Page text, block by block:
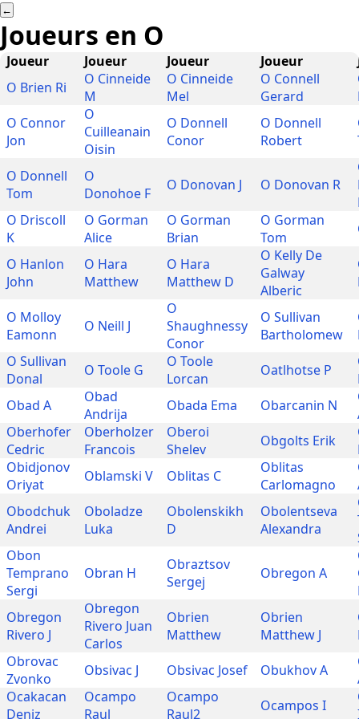
←
Joueurs en O
Joueur Joueur Joueur Joueur
O Brien Ri
O Cinneide
M
O Cinneide
Mel
O Connell
Gerard
O Connor
Jon
O
Cuilleanain
Oisin
O Donnell
Conor
O Donnell
Robert
O Donnell
Tom
O
Donohoe F
O Donovan J O Donovan R
O Driscoll
K
O Gorman
Alice
O Gorman
Brian
O Gorman
Tom
O Hanlon
John
O Hara
Matthew
O Hara
Matthew D
O Kelly De
Galway
Alberic
O Molloy
Eamonn
O Neill J
O
Shaughnessy
Conor
O Sullivan
Bartholomew
O Sullivan
Donal
O Toole G
O Toole
Lorcan
Oatlhotse P
Obad A
Obad
Andrija
Obada Ema Obarcanin N
Oberhofer
Cedric
Oberholzer
Francois
Oberoi
Shelev
Obgolts Erik
Obidjonov
Oriyat
Oblamski V Oblitas C
Oblitas
Carlomagno
Obodchuk
Andrei
Oboladze
Luka
Obolenskikh
D
Obolentseva
Alexandra
Obon
Temprano
Sergi
Obran H
Obraztsov
Sergej
Obregon A
Obregon
Rivero J
Obregon
Rivero Juan
Carlos
Obrien
Matthew
Obrien
Matthew J
Obrovac
Zvonko
Obsivac J Obsivac Josef Obukhov A
Ocakacan
Deniz
Ocampo
Raul
Ocampo
Raul2
Ocampos I